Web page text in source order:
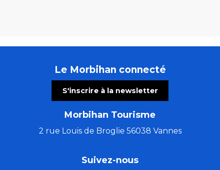
Le Morbihan connecté
S'inscrire à la newsletter
Morbihan Tourisme
2 rue Louis de Broglie 56038 Vannes
Suivez-nous